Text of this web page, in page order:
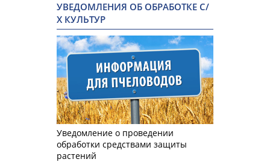
УВЕДОМЛЕНИЯ ОБ ОБРАБОТКЕ С/
Х КУЛЬТУР
Уведомление о проведении
обработки средствами защиты
растений